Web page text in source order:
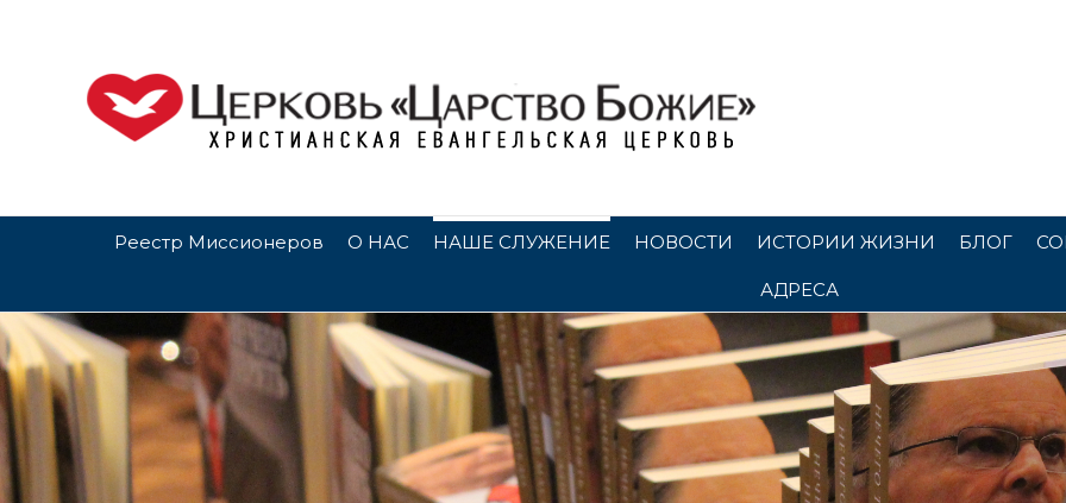
Реестр Миссионеров О НАС НАШЕ СЛУЖЕНИЕ НОВОСТИ ИСТОРИИ ЖИЗНИ БЛОГ
АДРЕСА